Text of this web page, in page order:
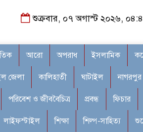
শুক্রবার, ০৭ অগাস্ট ২০২৬,
আরো অপরাধ ইসলামিক
জেলা কালিহাতী ঘাটাইল নাগরপুর
পরিবেশ ও জীববৈচিত্র প্রবন্ধ ফিচার
লাইফস্টাইল শিক্ষা শিল্প-সাহিত্য